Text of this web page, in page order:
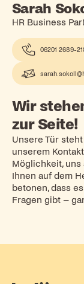
Sarah
HR Business
06201 2689-
Wir
zur Seite!
Unsere Tür
unserem
Möglichkeit, uns
Ihnen auf dem
betonen, dass
Fragen gibt –